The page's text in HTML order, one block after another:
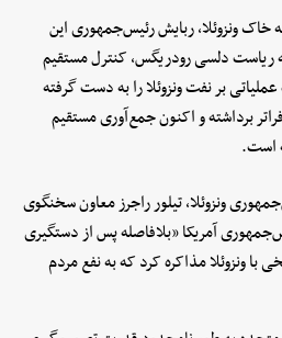
خاک ونزوئلا، ربایش رئیس‌جمهوری این
ریاست دلسی رودریگس، کنترل مستقیم
بر نفت ونزوئلا را به دست گرفته
برداشته و اکنون جمع‌آوری مستقیم
است.
ونزوئلا، تیلور راجرز معاون سخنگوی
آمریکا «بلافاصله پس از دستگیری
با ونزوئلا مذاکره کرد که به نفع مردم